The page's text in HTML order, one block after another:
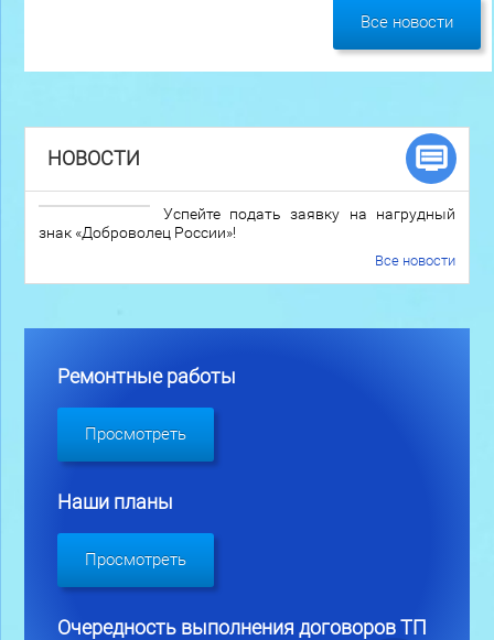
Все новости
НОВОСТИ
Успейте подать заявку на нагрудный
знак «Доброволец России»!
Все новости
Ремонтные работы
Просмотреть
Наши планы
Просмотреть
Очередность выполнения договоров ТП